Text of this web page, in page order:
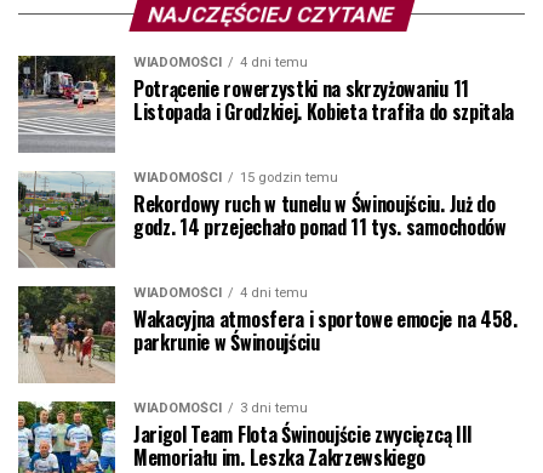
NAJCZĘŚCIEJ CZYTANE
WIADOMOŚCI 4 dni temu
Potrącenie rowerzystki na skrzyżowaniu 11
Listopada i Grodzkiej. Kobieta trafiła do szpitala
WIADOMOŚCI 15 godzin temu
Rekordowy ruch w tunelu w Świnoujściu. Już do
godz. 14 przejechało ponad 11 tys. samochodów
WIADOMOŚCI 4 dni temu
Wakacyjna atmosfera i sportowe emocje na 458.
parkrunie w Świnoujściu
WIADOMOŚCI 3 dni temu
Jarigol Team Flota Świnoujście zwycięzcą III
Memoriału im. Leszka Zakrzewskiego